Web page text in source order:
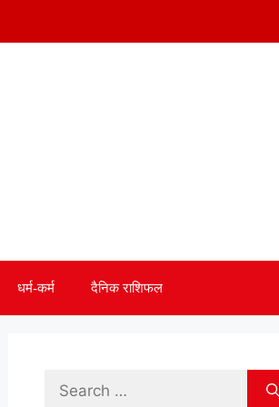
धर्म-कर्म दैनिक राशिफल
Search